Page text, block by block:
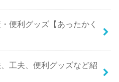
便利グッズ【あったかく
工夫、便利グッズなど紹